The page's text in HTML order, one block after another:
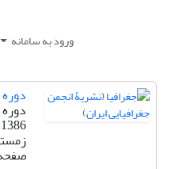
ورود به سامانه
دوره 6، شماره 19
1386،صص. 166-1.
زمستان